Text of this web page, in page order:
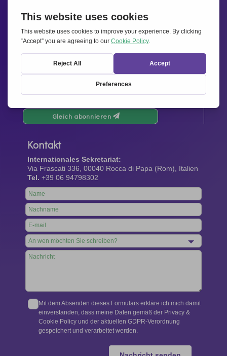
Newsletter
Infos aus unserem Netzwerk.
Gleich abonnieren
Kontakt
Internationales Sekretariat:
Via Frascati 336, 00040 Rocca di Papa (Rom), Italien
Tel. +39 06 94798302
Leave
this
field
blank
Mit dem Absenden dieses Formulars erkläre ich mich damit
einverstanden, dass meine Daten gemäß der Privacy &
Cookie Policy und der aktuellen GDPR-Verordnung
gespeichert und verarbeitet werden.